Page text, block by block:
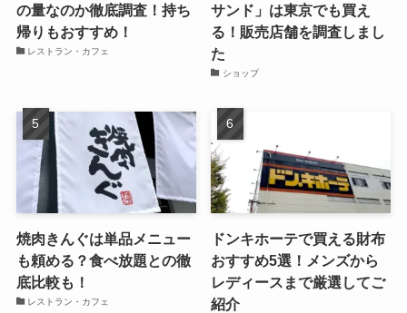
の量なのか徹底調査！持ち
帰りもおすすめ！
レストラン・カフェ
サンド」は東京でも買え
る！販売店舗を調査しまし
た
ショップ
焼肉きんぐは単品メニュー
も頼める？食べ放題との徹
底比較も！
レストラン・カフェ
ドンキホーテで買える財布
おすすめ5選！メンズから
レディースまで厳選してご
紹介